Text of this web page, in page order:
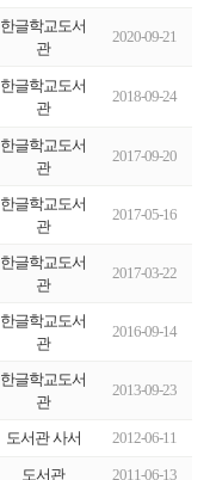
한글학교도서
관
2020-09-21
한글학교도서
관
2018-09-24
한글학교도서
관
2017-09-20
한글학교도서
관
2017-05-16
한글학교도서
관
2017-03-22
한글학교도서
관
2016-09-14
한글학교도서
관
2013-09-23
도서관 사서 2012-06-11
도서관 2011-06-13